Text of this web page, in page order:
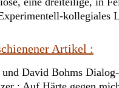
kollegiales
Artikel :
und David Bohms